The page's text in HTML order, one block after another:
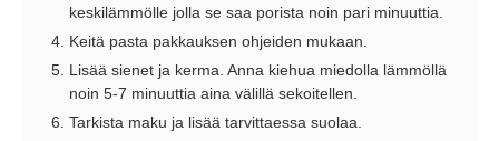
keskilämmölle jolla se saa porista noin pari minuuttia.
Keitä pasta pakkauksen ohjeiden mukaan.
Lisää sienet ja kerma. Anna kiehua miedolla lämmöllä
noin 5-7 minuuttia aina välillä sekoitellen.
Tarkista maku ja lisää tarvittaessa suolaa.